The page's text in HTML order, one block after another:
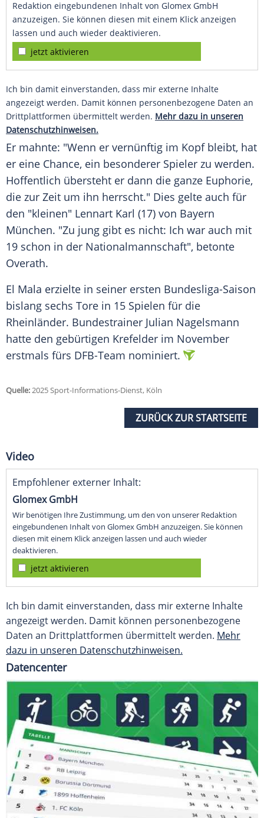
Redaktion eingebundenen Inhalt von Glomex GmbH
anzuzeigen. Sie können diesen mit einem Klick anzeigen
lassen und auch wieder deaktivieren.
jetzt aktivieren
Ich bin damit einverstanden, dass mir externe Inhalte
angezeigt werden. Damit können personenbezogene Daten an
Drittplattformen übermittelt werden. Mehr dazu in unseren
Datenschutzhinweisen.
Er mahnte: "Wenn er vernünftig im Kopf bleibt, hat
er eine Chance, ein besonderer Spieler zu werden.
Hoffentlich übersteht er dann die ganze Euphorie,
die zur Zeit um ihn herrscht." Dies gelte auch für
den "kleinen" Lennart Karl (17) von Bayern
München. "Zu jung gibt es nicht: Ich war auch mit
19 schon in der Nationalmannschaft", betonte
Overath.
El Mala erzielte in seiner ersten Bundesliga-Saison
bislang sechs Tore in 15 Spielen für die
Rheinländer. Bundestrainer Julian Nagelsmann
hatte den gebürtigen Krefelder im November
erstmals fürs DFB-Team nominiert.
Quelle:2025 Sport-Informations-Dienst, Köln
ZURÜCK ZUR STARTSEITE
Video
Empfohlener externer Inhalt:
Glomex GmbH
Wir benötigen Ihre Zustimmung, um den von unserer Redaktion
eingebundenen Inhalt von Glomex GmbH anzuzeigen. Sie können
diesen mit einem Klick anzeigen lassen und auch wieder
deaktivieren.
jetzt aktivieren
Ich bin damit einverstanden, dass mir externe Inhalte
angezeigt werden. Damit können personenbezogene
Daten an Drittplattformen übermittelt werden. Mehr
dazu in unseren Datenschutzhinweisen.
Datencenter